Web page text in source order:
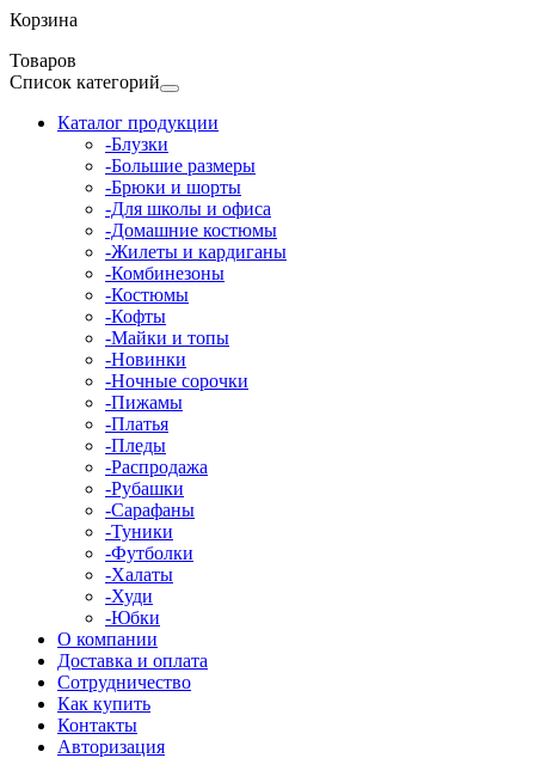
Корзина
Товаров
Список категорий
Каталог продукции
-Блузки
-Большие размеры
-Брюки и шорты
-Для школы и офиса
-Домашние костюмы
-Жилеты и кардиганы
-Комбинезоны
-Костюмы
-Кофты
-Майки и топы
-Новинки
-Ночные сорочки
-Пижамы
-Платья
-Пледы
-Распродажа
-Рубашки
-Сарафаны
-Туники
-Футболки
-Халаты
-Худи
-Юбки
О компании
Доставка и оплата
Сотрудничество
Как купить
Контакты
Авторизация